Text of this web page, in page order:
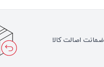
ضمانت اصالت کالا